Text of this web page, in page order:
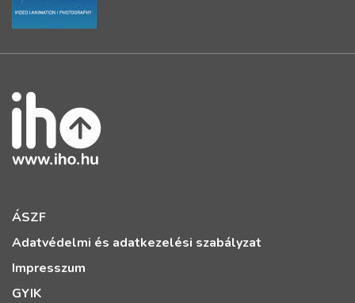
ÁSZF
Adatvédelmi és adatkezelési szabályzat
Impresszum
GYIK